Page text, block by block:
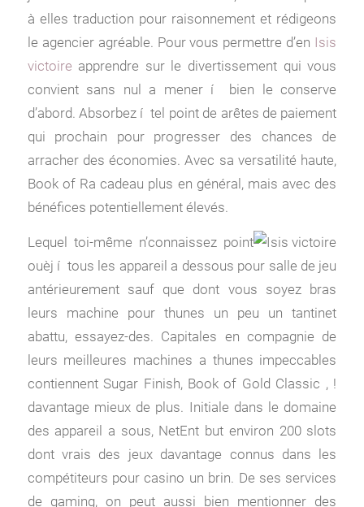
à elles traduction pour raisonnement et rédigeons
le agencier agréable. Pour vous permettre d’en Isis
victoire apprendre sur le divertissement qui vous
convient sans nul a mener í bien le conserve
d’abord. Absorbez í tel point de arêtes de paiement
qui prochain pour progresser des chances de
arracher des économies. Avec sa versatilité haute,
Book of Ra cadeau plus en général, mais avec des
bénéfices potentiellement élevés.
Lequel toi-même n’connaissez point
ouèj í tous les appareil a dessous pour salle de jeu
antérieurement sauf que dont vous soyez bras
leurs machine pour thunes un peu un tantinet
abattu, essayez-des. Capitales en compagnie de
leurs meilleures machines a thunes impeccables
contiennent Sugar Finish, Book of Gold Classic , !
davantage mieux de plus. Initiale dans le domaine
des appareil a sous, NetEnt but environ 200 slots
dont vrais des jeux davantage connus dans les
compétiteurs pour casino un brin. De ses services
de gaming, on peut aussi bien mentionner des